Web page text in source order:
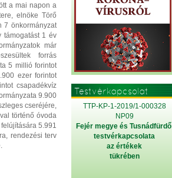
a mai napon a
elnöke Törő
7 önkormányzat
támogatást 1 év
már
forrás
5 millió forintot
ezer forintot
csapadékvíz
9.900
cseréjére,
történő óvoda
5.991
rendezési terv
Testvérkapcsolat
TTP-KP-1-2019/1-000328
NP09
Fejér megye és Tusnádfürdő
testvérkapcsolata
az értékek
tükrében